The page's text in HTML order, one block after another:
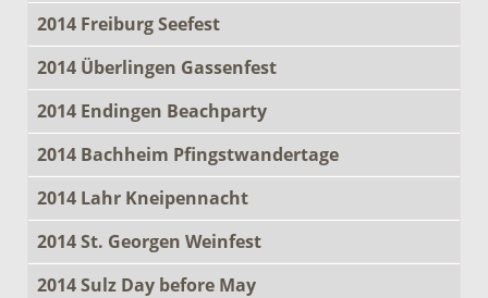
2014 Freiburg Seefest
2014 Überlingen Gassenfest
2014 Endingen Beachparty
2014 Bachheim Pfingstwandertage
2014 Lahr Kneipennacht
2014 St. Georgen Weinfest
2014 Sulz Day before May